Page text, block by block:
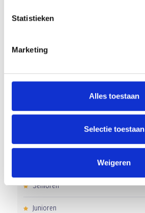
Statistieken
Marketing
Alles toestaan
Selectie toestaan
Weigeren
Groot onderhoud op ons sportpark
Overwinning op Mierlo Hout
Senioren
Junioren